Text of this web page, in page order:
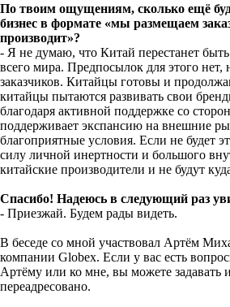
По твоим ощущениям, сколько ещё
бизнес в формате «мы размещаем
производит»?
- Я не думаю, что Китай перестанет
всего мира. Предпосылок для этого нет,
заказчиков. Китайцы готовы и
китайцы пытаются развивать свои
благодаря активной поддержке со
поддерживает экспансию на внешние
благоприятные условия. Если не будет
силу личной инертности и большого
китайские производители и не будут
Спасибо! Надеюсь в следующий раз
- Приезжай. Будем рады видеть.
В беседе со мной участвовал Артём
компании Globex. Если у вас есть
Артёму или ко мне, вы можете задавать
переадресовано.